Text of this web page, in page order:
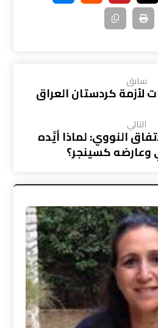
سابق
لأزمة كردستان العراق
التالي
النووي: لماذا أيَّده
وعارضه كسينجر؟